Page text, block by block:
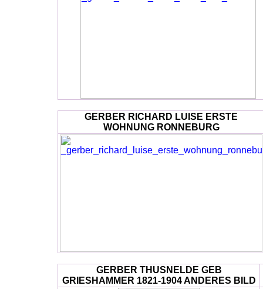
GERBER RICHARD LUISE ERSTE
WOHNUNG RONNEBURG
GERBER THUSNELDE GEB
GRIESHAMMER 1821-1904 ANDERES BILD